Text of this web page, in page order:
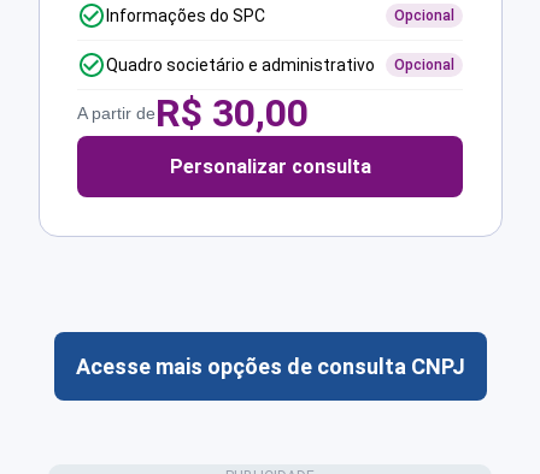
Informações do SPC Opcional
Quadro societário e administrativo Opcional
A partir deR$ 30,00
Personalizar consulta
Acesse mais opções de consulta CNPJ